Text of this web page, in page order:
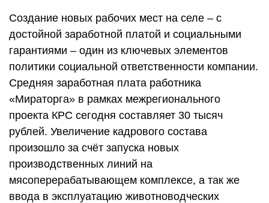
Создание новых рабочих мест на селе – с
достойной заработной платой и социальными
гарантиями – один из ключевых элементов
политики социальной ответственности компании.
Средняя заработная плата работника
«Мираторга» в рамках межрегионального
проекта КРС сегодня составляет 30 тысяч
рублей. Увеличение кадрового состава
произошло за счёт запуска новых
производственных линий на
мясоперерабатывающем комплексе, а так же
ввода в эксплуатацию животноводческих